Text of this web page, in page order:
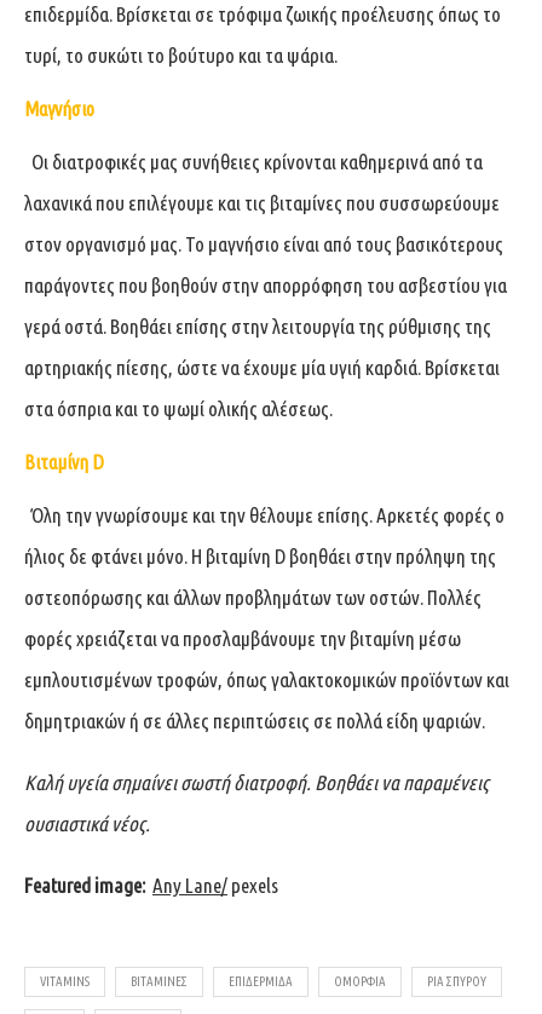
επιδερμίδα. Βρίσκεται σε τρόφιμα ζωικής προέλευσης όπως το
τυρί, το συκώτι το βούτυρο και τα ψάρια.
Μαγνήσιο
Οι διατροφικές μας συνήθειες κρίνονται καθημερινά από τα
λαχανικά που επιλέγουμε και τις βιταμίνες που συσσωρεύουμε
στον οργανισμό μας. Το μαγνήσιο είναι από τους βασικότερους
παράγοντες που βοηθούν στην απορρόφηση του ασβεστίου για
γερά οστά. Βοηθάει επίσης στην λειτουργία της ρύθμισης της
αρτηριακής πίεσης, ώστε να έχουμε μία υγιή καρδιά. Βρίσκεται
στα όσπρια και το ψωμί ολικής αλέσεως.
Βιταμίνη D
Όλη την γνωρίσουμε και την θέλουμε επίσης. Αρκετές φορές ο
ήλιος δε φτάνει μόνο. Η βιταμίνη D βοηθάει στην πρόληψη της
οστεοπόρωσης και άλλων προβλημάτων των οστών. Πολλές
φορές χρειάζεται να προσλαμβάνουμε την βιταμίνη μέσω
εμπλουτισμένων τροφών, όπως γαλακτοκομικών προϊόντων και
δημητριακών ή σε άλλες περιπτώσεις σε πολλά είδη ψαριών.
Καλή υγεία σημαίνει σωστή διατροφή. Βοηθάει να παραμένεις
ουσιαστικά νέος.
Featured image: Any Lane/ pexels
VITAMINS ΒΙΤΑΜΊΝΕΣ ΕΠΙΔΕΡΜΊΔΑ ΟΜΟΡΦΙΆ ΡΊΑ ΣΠΎΡΟΥ